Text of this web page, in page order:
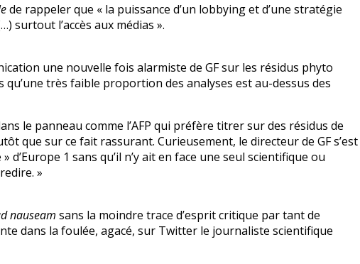
de rappeler que « la puissance d’un lobbying et d’une stratégie
surtout l’accès aux médias ».
une nouvelle fois alarmiste de GF sur les résidus phyto
très faible proportion des analyses est au-dessus des
le panneau comme l’AFP qui préfère titrer sur des résidus de
que sur ce fait rassurant. Curieusement, le directeur de GF s’est
1 sans qu’il n’y ait en face une seul scientifique ou
»
nauseam sans la moindre trace d’esprit critique par tant de
dans la foulée, agacé, sur Twitter le journaliste scientifique